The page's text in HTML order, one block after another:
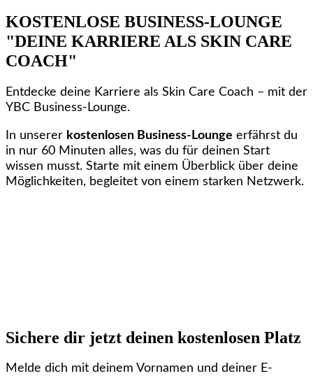
KOSTENLOSE BUSINESS-LOUNGE
"DEINE KARRIERE ALS SKIN CARE
COACH"
Entdecke deine Karriere als Skin Care Coach – mit der
YBC Business-Lounge.
In unserer kostenlosen Business-Lounge erfährst du
in nur 60 Minuten alles, was du für deinen Start
wissen musst. Starte mit einem Überblick über deine
Möglichkeiten, begleitet von einem starken Netzwerk.
Sichere dir jetzt deinen kostenlosen Platz
Melde dich mit deinem Vornamen und deiner E-